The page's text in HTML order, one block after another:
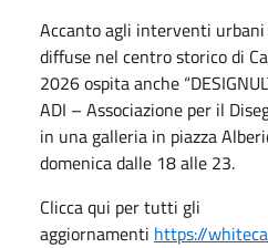
Accanto agli interventi
diffuse nel centro storico di
2026 ospita anche
ADI – Associazione per il
in una galleria in piazza
domenica dalle 18 alle 23.
Clicca qui per tutti gli
aggiornamenti https://